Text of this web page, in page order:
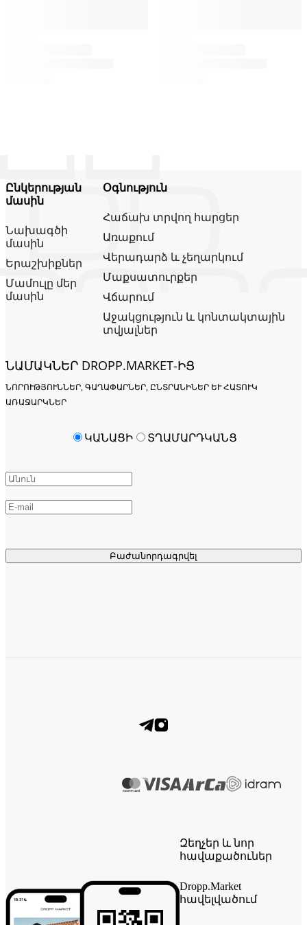
Ընկերության
մասին
Նախագծի
մասին
Երաշխիքներ
Մամուլը մեր
մասին
Օգնություն
Հաճախ տրվող հարցեր
Առաքում
Վերադարձ և չեղարկում
Մաքսատուրքեր
Վճարում
Աջակցություն և կոնտակտային
տվյալներ
ՆԱՄԱԿՆԵՐ DROPP.MARKET-ԻՑ
ՆՈՐՈՒԹՅՈՒՆՆԵՐ, ԳԱՂԱՓԱՐՆԵՐ, ԸՆՏՐԱՆԻՆԵՐ ԵՒ ՀԱՏՈՒԿ Ա
ՌԱՋԱՐԿՆԵՐ
Բաժանորդագրվել
ԿԱՆԱՑԻ ՏՂԱՄԱՐԴԿԱՆՑ
Զեղչեր և նոր
հավաքածուներ
Dropp.Market
հավելվածում